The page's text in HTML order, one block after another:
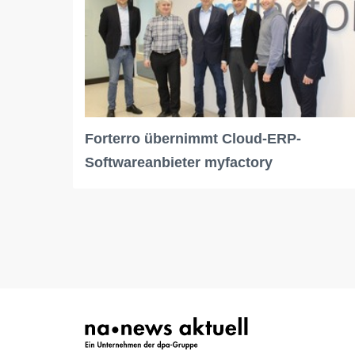
Forterro übernimmt Cloud-ERP-
Softwareanbieter myfactory